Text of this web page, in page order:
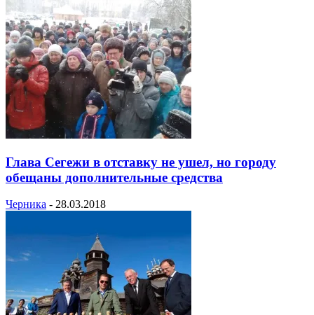
Глава Сегежи в отставку не ушел, но городу
обещаны дополнительные средства
Черника - 28.03.2018